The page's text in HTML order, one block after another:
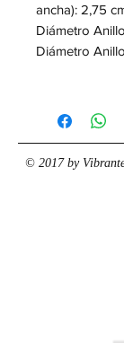
ancha): 2,75
Diámetro
Diámetro
© 2017 by Vibrante